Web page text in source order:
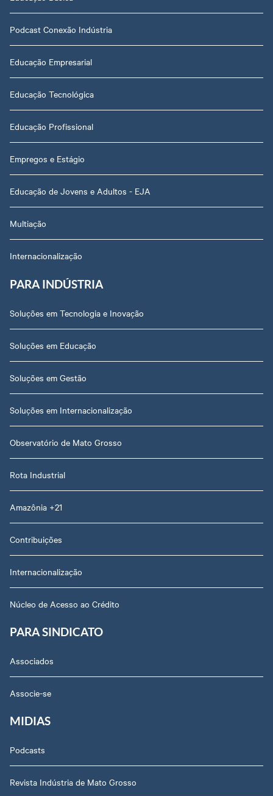
Podcast Conexão Indústria
Educação Empresarial
Educação Tecnológica
Educação Profissional
Empregos e Estágio
Educação de Jovens e Adultos - EJA
Multiação
Internacionalização
PARA INDÚSTRIA
Soluções em Tecnologia e Inovação
Soluções em Educação
Soluções em Gestão
Soluções em Internacionalização
Observatório de Mato Grosso
Rota Industrial
Amazônia +21
Contribuições
Internacionalização
Núcleo de Acesso ao Crédito
PARA SINDICATO
Associados
Associe-se
MIDIAS
Podcasts
Revista Indústria de Mato Grosso